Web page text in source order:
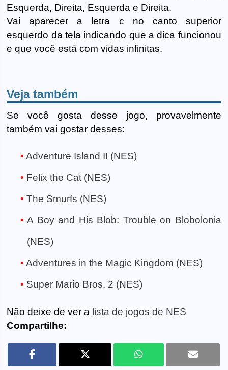
Esquerda, Direita, Esquerda e Direita.
Vai aparecer a letra c no canto superior
esquerdo da tela indicando que a dica funcionou
e que você está com vidas infinitas.
Veja também
Se você gosta desse jogo, provavelmente
também vai gostar desses:
Adventure Island II (NES)
Felix the Cat (NES)
The Smurfs (NES)
A Boy and His Blob: Trouble on Blobolonia
(NES)
Adventures in the Magic Kingdom (NES)
Super Mario Bros. 2 (NES)
Não deixe de ver a lista de jogos de NES
Compartilhe: